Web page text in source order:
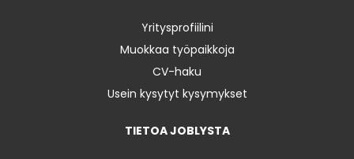
Yritysprofiilini
Muokkaa työpaikkoja
CV-haku
Usein kysytyt kysymykset
TIETOA JOBLYSTA